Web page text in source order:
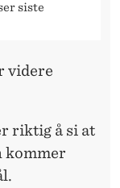
siste
videre
riktig å si at
kommer